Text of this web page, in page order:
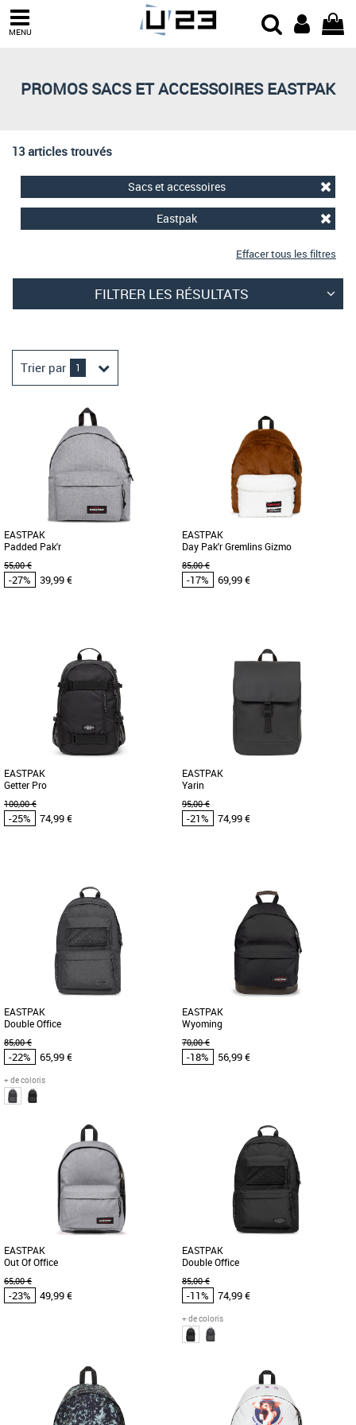
MENU
PROMOS SACS ET ACCESSOIRES EASTPAK
13 articles trouvés
Sacs et accessoires
Eastpak
Effacer tous les filtres
FILTRER LES RÉSULTATS
Trier par 1
Trier par
Prix croissant
Meilleures remises
EASTPAK
Padded Pak'r
55,00 €
-27% 39,99 €
Sacs et accessoires Eastpak pas cher et
Promos Sacs et accessoires Eastpak
Ce sac à dos emblématique Padded
Pak'r dans un coloris Black Denim :
style classique, conçu pour le [...]
EASTPAK
Day Pak'r Gremlins Gizmo
85,00 €
-17% 69,99 €
Sacs et accessoires Eastpak pas cher et
Promos Sacs et accessoires Eastpak
Le sac à dos Eastpak Day Pak'R est
l'accessoire idéal pour allier style et
praticité au quotidien. [...]
EASTPAK
Getter Pro
100,00 €
-25% 74,99 €
Sacs et accessoires Eastpak pas cher et
Promos Sacs et accessoires Eastpak
Découvrez le sac à dos Eastpak Getter
Pro 1w6 Cs Black Pro, un accessoire
essentiel pour toutes vos [...]
EASTPAK
Yarin
95,00 €
-21% 74,99 €
Sacs et accessoires Eastpak pas cher et
Promos Sacs et accessoires Eastpak
Le sac à dos Eastpak Yarin est un
accessoire incontournable pour toutes
vos aventures. Fabriqué par [...]
EASTPAK
Double Office
85,00 €
-22% 65,99 €
+ de coloris
Sacs et accessoires Eastpak pas cher et
Promos Sacs et accessoires Eastpak
Ce sac à dos pro Eastpak confortable a
été revisité avec sa forme rectangulaire
et encore plus de [...]
EASTPAK
Wyoming
70,00 €
-18% 56,99 €
Sacs et accessoires Eastpak pas cher et
Promos Sacs et accessoires Eastpak
Avec une base renforcée en cuir et son
design urbain, le sac Wyoming vous
accompagnera tout au long [...]
EASTPAK
Out Of Office
65,00 €
-23% 49,99 €
Sacs et accessoires Eastpak pas cher et
Promos Sacs et accessoires Eastpak
Sac au design épuré, il conviendra pour
le travail comme pour les loisirs grâce à
EASTPAK
Double Office
85,00 €
-11% 74,99 €
+ de coloris
Sacs et accessoires Eastpak pas cher et
Promos Sacs et accessoires Eastpak
Ce sac à dos pro Eastpak confortable a
été revisité avec sa forme rectangulaire